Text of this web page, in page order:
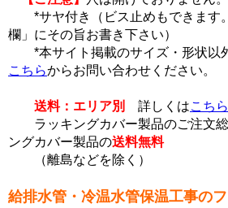
*サヤ付き（ビス止めもできます
欄」にその旨お書き下さい）
*本サイト掲載のサイズ・形状以外
こちらからお問い合わせください。
送料：エリア別 詳しくはこちら
ラッキングカバー製品のご注文
ングカバー製品の送料無料
（離島などを除く）
給排水管・冷温水管保温工事の